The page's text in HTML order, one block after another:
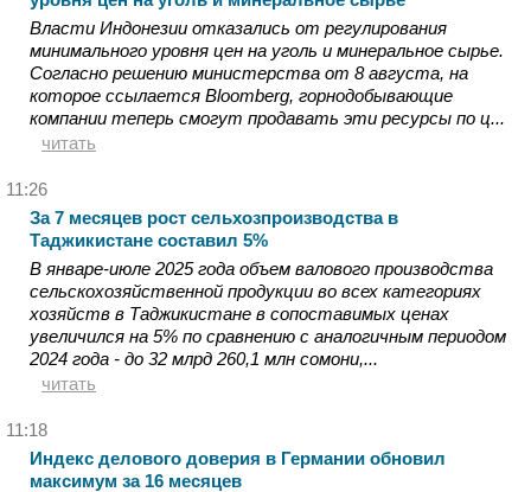
Власти Индонезии отказались от регулирования
минимального уровня цен на уголь и минеральное сырье.
Согласно решению министерства от 8 августа, на
которое ссылается Bloomberg, горнодобывающие
компании теперь смогут продавать эти ресурсы по ц...
читать
11:26
За 7 месяцев рост сельхозпроизводства в
Таджикистане составил 5%
В январе-июле 2025 года объем валового производства
сельскохозяйственной продукции во всех категориях
хозяйств в Таджикистане в сопоставимых ценах
увеличился на 5% по сравнению с аналогичным периодом
2024 года - до 32 млрд 260,1 млн сомони,...
читать
11:18
Индекс делового доверия в Германии обновил
максимум за 16 месяцев